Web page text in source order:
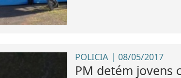
POLICIA | 08/05/2017
PM detém jovens